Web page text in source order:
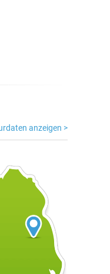
anzeigen >